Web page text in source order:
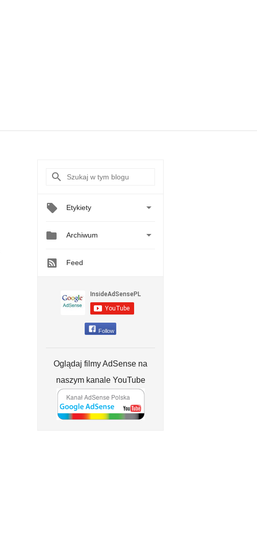
Etykiety 
 Archiwum 
Feed
Follow
Oglądaj filmy AdSense na
naszym kanale YouTube